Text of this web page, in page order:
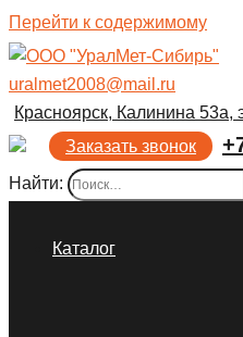
Перейти к содержимому
uralmet2008@mail.ru
Красноярск, Калинина 53а,
Заказать звонок
Найти:
Каталог